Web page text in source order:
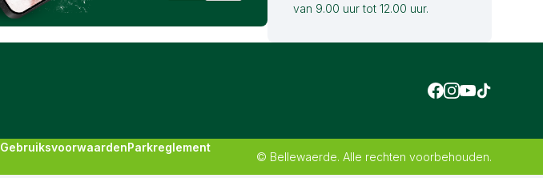
van 9.00 uur tot 12.00 uur.
GebruiksvoorwaardenParkreglement
© Bellewaerde. Alle rechten voorbehouden.